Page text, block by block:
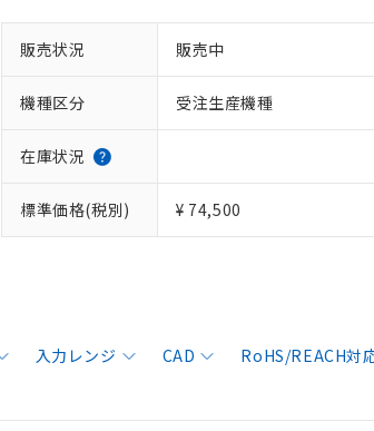
販売状況 販売中
機種区分 受注生産機種
在庫状況
標準価格(税別) ¥ 74,500
入力レンジ CAD RoHS/REACH対